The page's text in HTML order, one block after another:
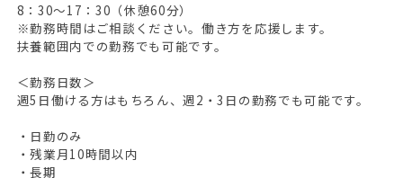
ログイン
最近見た求人
お問い合わせ
8：30～17：30（休憩60分）
※勤務時間はご相談ください。働き方を応援します。
扶養範囲内での勤務でも可能です。
＜勤務日数＞
週5日働ける方はもちろん、週2・3日の勤務でも可能です。
・日勤のみ
・残業月10時間以内
・長期